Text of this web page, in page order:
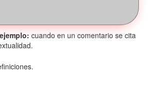
cuando en un comentario se cita